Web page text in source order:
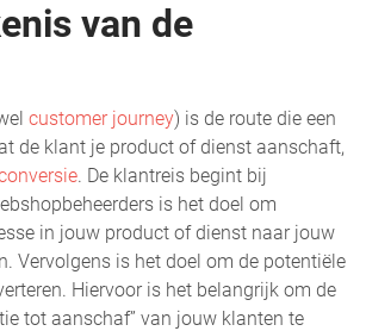
van de
customer journey) is de route die een
de klant je product of dienst aanschaft,
. De klantreis begint bij
is het doel om
in jouw product of dienst naar jouw
Vervolgens is het doel om de potentiële
Hiervoor is het belangrijk om de
tot aanschaf” van jouw klanten te